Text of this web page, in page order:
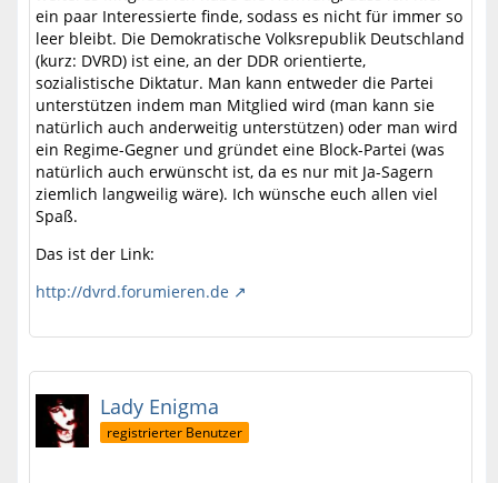
ein paar Interessierte finde, sodass es nicht für immer so
leer bleibt. Die Demokratische Volksrepublik Deutschland
(kurz: DVRD) ist eine, an der DDR orientierte,
sozialistische Diktatur. Man kann entweder die Partei
unterstützen indem man Mitglied wird (man kann sie
natürlich auch anderweitig unterstützen) oder man wird
ein Regime-Gegner und gründet eine Block-Partei (was
natürlich auch erwünscht ist, da es nur mit Ja-Sagern
ziemlich langweilig wäre). Ich wünsche euch allen viel
Spaß.
Das ist der Link:
http://dvrd.forumieren.de
Lady Enigma
registrierter Benutzer